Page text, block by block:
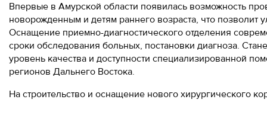
Впервые в Амурской области появилась возможность
новорожденным и детям раннего возраста, что позволит
Оснащение приемно-диагностического отделения
сроки обследования больных, постановки диагноза.
уровень качества и доступности специализированной
регионов Дальнего Востока.
На строительство и оснащение нового хирургического